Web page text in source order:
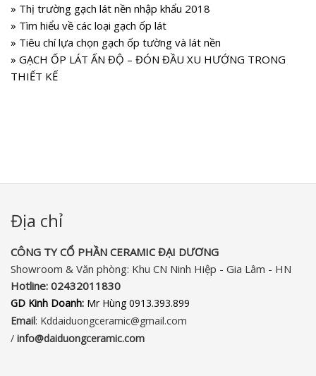
» Thị trường gạch lát nền nhập khẩu 2018
» Tìm hiểu về các loại gạch ốp lát
» Tiêu chí lựa chọn gạch ốp tường và lát nền
» GẠCH ỐP LÁT ẤN ĐỘ – ĐÓN ĐẦU XU HƯỚNG TRONG
THIẾT KẾ
Địa chỉ
CÔNG TY CỔ PHẦN CERAMIC ĐẠI DƯƠNG​
Showroom & Văn phòng: Khu CN Ninh Hiệp - Gia Lâm - HN
Hotline: 02432011830‬
GD Kinh Doanh: Mr Hùng 0913.393.899
Email: Kddaiduongceramic@gmail.com
/ info@daiduongceramic.com